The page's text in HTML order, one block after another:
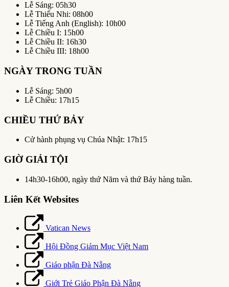
Lễ Sáng: 05h30
Lễ Thiếu Nhi: 08h00
Lễ Tiếng Anh (English): 10h00
Lễ Chiều I: 15h00
Lễ Chiều II: 16h30
Lễ Chiều III: 18h00
NGÀY TRONG TUẦN
Lễ Sáng: 5h00
Lễ Chiều: 17h15
CHIỀU THỨ BẢY
Cử hành phụng vụ Chúa Nhật: 17h15
GIỜ GIẢI TỘI
14h30-16h00, ngày thứ Năm và thứ Bảy hàng tuần.
Liên Kết Websites
Vatican News
Hội Đồng Giám Mục Việt Nam
Giáo phận Đà Nẵng
Giới Trẻ Giáo Phận Đà Nẵng